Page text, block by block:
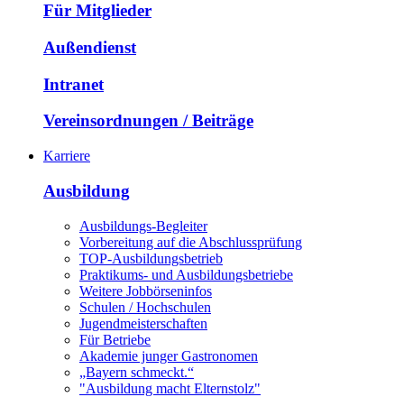
Für Mitglieder
Außendienst
Intranet
Vereinsordnungen / Beiträge
Karriere
Ausbildung
Ausbildungs-Begleiter
Vorbereitung auf die Abschlussprüfung
TOP-Ausbildungsbetrieb
Praktikums- und Ausbildungsbetriebe
Weitere Jobbörseninfos
Schulen / Hochschulen
Jugendmeisterschaften
Für Betriebe
Akademie junger Gastronomen
„Bayern schmeckt.“
"Ausbildung macht Elternstolz"